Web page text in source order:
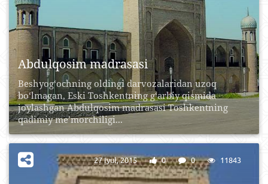
Abdulqosim madrasasi
Beshyog‘ochning oldingi darvozalaridan uzoq
bo‘lmagan, Eski Toshkentning g‘arbiy qismida
joylashgan Abdulqosim madrasasi Toshkentning
qadimiy me’morchiligi...
27 Iyul, 2015 0 0 11843